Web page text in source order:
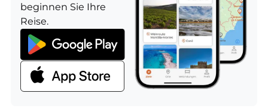
beginnen Sie Ihre
Reise.